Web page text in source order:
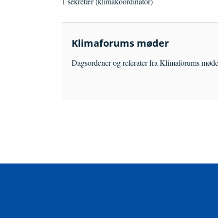
Klimaforums møder
Dagsordener og referater fra Klimaforums